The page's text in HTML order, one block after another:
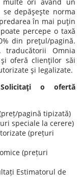
depăşeşte norma
în mai puţin
percepe o taxă
din preţul/pagină.
Omnia
oferă clienţilor săi
şi legalizate.
o ofertă
pagină tipizată)
speciale la cerere)
(prețuri
(prețuri
Estimatorul de